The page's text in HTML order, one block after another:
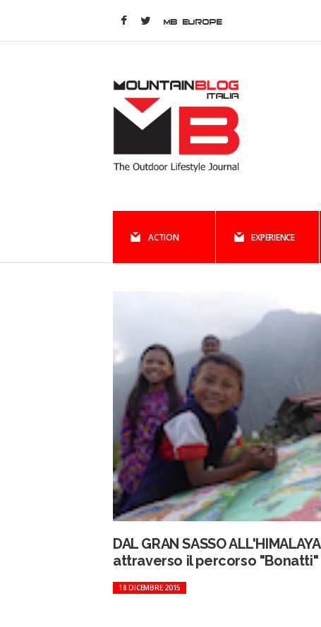
MB EUROPE
ACTION EXPERIENCE
DAL GRAN SASSO ALL'HIMALAYA
attraverso il percorso "Bonatti"
18 DICEMBRE 2015